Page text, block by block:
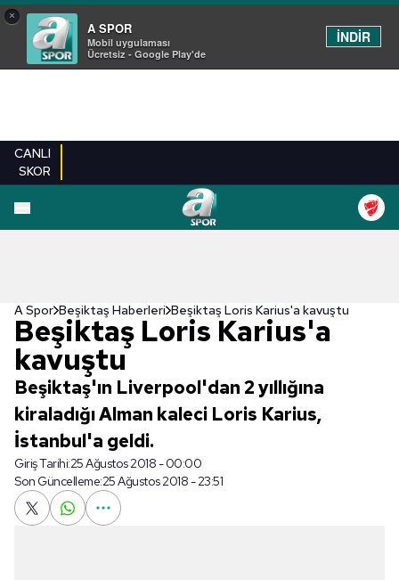
×
A SPOR
Mobil uygulaması
Ücretsiz - Google Play'de
İNDİR
CANLI
SKOR
A Spor Beşiktaş Haberleri Beşiktaş Loris Karius'a kavuştu
Beşiktaş Loris Karius'a
kavuştu
Beşiktaş'ın Liverpool'dan 2 yıllığına
kiraladığı Alman kaleci Loris Karius,
İstanbul'a geldi.
Giriş Tarihi:25 Ağustos 2018 - 00:00
Son Güncelleme:25 Ağustos 2018 - 23:51